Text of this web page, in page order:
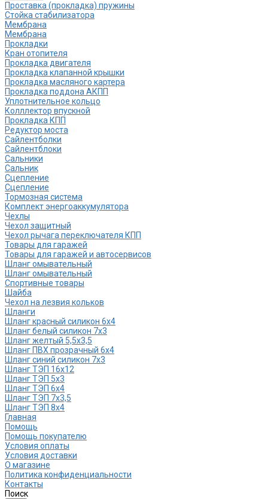
Проставка (прокладка) пружины
Стойка стабилизатора
Мембрана
Мембрана
Прокладки
Кран отопителя
Прокладка двигателя
Прокладка клапанной крышки
Прокладка масляного картера
Прокладка поддона АКПП
Уплотнительное кольцо
Колллектор впускной
Прокладка КПП
Редуктор моста
Сайлентболки
Сайлентблоки
Сальники
Сальник
Сцепление
Сцепление
Тормозная система
Комплект энергоаккумулятора
Чехлы
Чехол защитный
Чехол рычага переключателя КПП
Товары для гаражей
Товары для гаражей и автосервисов
Шланг омывательный
Шланг омывательный
Спортивные товары
Шайба
Чехол на лезвия кольков
Шланги
Шланг красный силикон 6х4
Шланг белый силикон 7х3
Шланг желтый 5,5х3,5
Шланг ПВХ прозрачный 6х4
Шланг синий силикон 7х3
Шланг ТЭП 16х12
Шланг ТЭП 5х3
Шланг ТЭП 6х4
Шланг ТЭП 7х3,5
Шланг ТЭП 8х4
Главная
Помощь
Помощь покупателю
Условия оплаты
Условия доставки
О магазине
Политика конфиденциальности
Контакты
Поиск